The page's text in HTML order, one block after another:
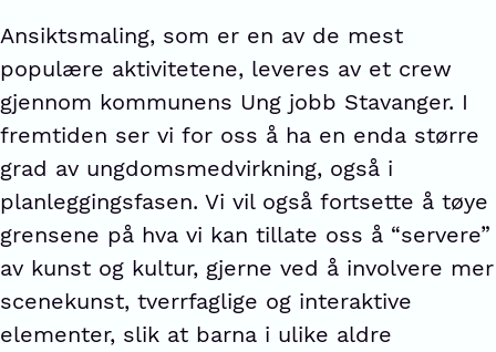
Ansiktsmaling, som er en av de mest
populære aktivitetene, leveres av et crew
gjennom kommunens Ung jobb Stavanger. I
fremtiden ser vi for oss å ha en enda større
grad av ungdomsmedvirkning, også i
planleggingsfasen. Vi vil også fortsette å tøye
grensene på hva vi kan tillate oss å “servere”
av kunst og kultur, gjerne ved å involvere mer
scenekunst, tverrfaglige og interaktive
elementer, slik at barna i ulike aldre